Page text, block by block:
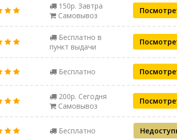
150р. Завтра
Самовывоз
Бесплатно в
пункт выдачи
Бесплатно
200р. Сегодня
Самовывоз
Бесплатно